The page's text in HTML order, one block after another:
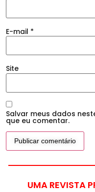
E-mail *
Site
Salvar meus dados
que eu comentar.
UMA REVISTA